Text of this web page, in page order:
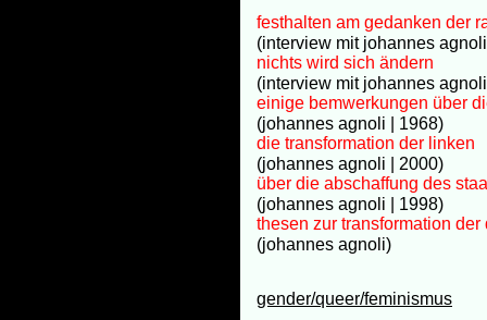
festhalten am gedanken der
(interview mit johannes
nichts wird sich ändern
(interview mit johannes
einige bemwerkungen über
(johannes agnoli | 1968)
die transformation der linken
(johannes agnoli | 2000)
über die abschaffung des
(johannes agnoli | 1998)
thesen zur transformation der
(johannes agnoli)
gender/queer/feminismus